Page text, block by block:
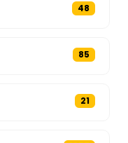
48
85
21